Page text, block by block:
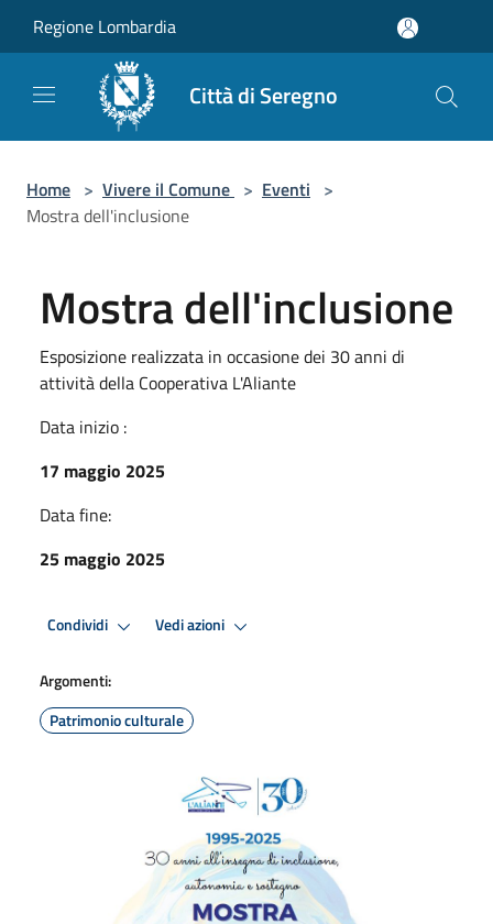
Regione Lombardia
Città di Seregno
Home > Vivere il Comune > Eventi >
Mostra dell'inclusione
Mostra dell'inclusione
Esposizione realizzata in occasione dei 30 anni di
attività della Cooperativa L'Aliante
Data inizio :
17 maggio 2025
Data fine:
25 maggio 2025
Condividi Vedi azioni
Argomenti:
Patrimonio culturale